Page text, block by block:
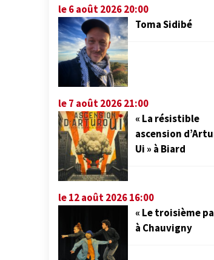
le 6 août 2026 20:00
Toma Sidibé
le 7 août 2026 21:00
« La résistible
ascension
Ui » à Biard
le 12 août 2026 16:00
« Le troisième
à Chauvigny